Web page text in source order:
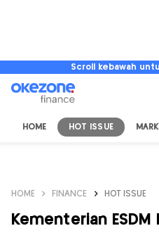
Scroll kebawah
HOME HOT ISSUE
HOME FINANCE HOT ISSUE
Kementerian ESDM